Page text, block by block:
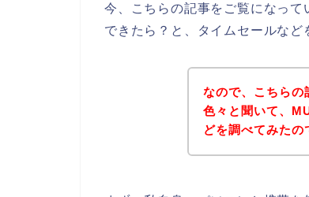
今、こちらの記事をご覧になっ
できたら？と、タイムセールなど
なので、こちら
色々と聞いて、
どを調べてみたの